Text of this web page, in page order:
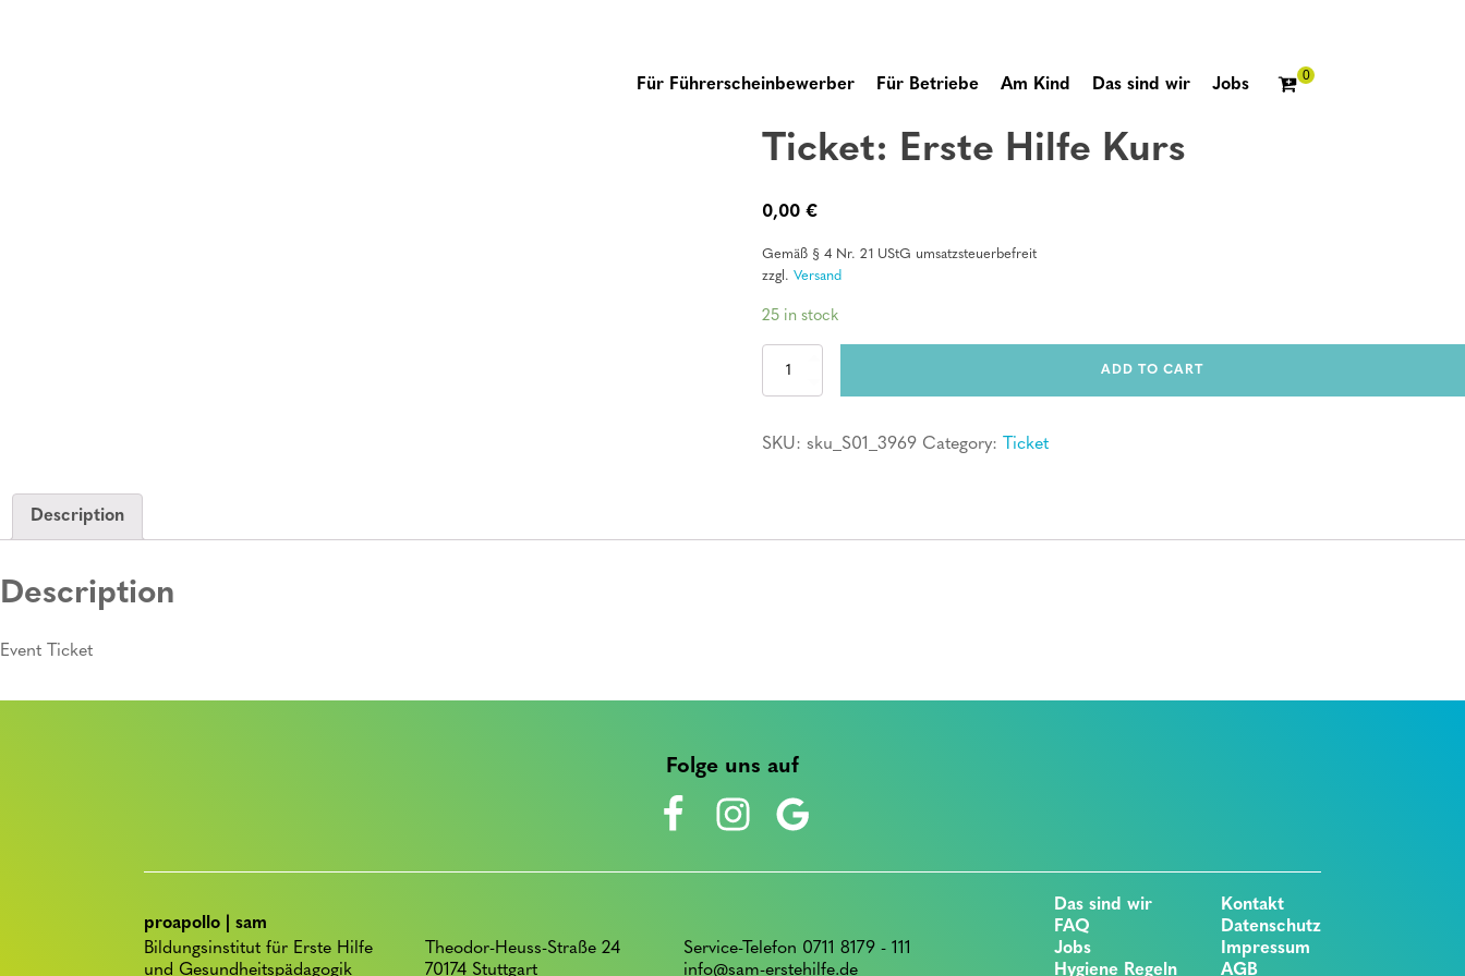
Für Führerscheinbewerber Für Betriebe Am Kind Das sind wir Jobs
Ticket: Erste Hilfe Kurs
0,00 €
Gemäß § 4 Nr. 21 UStG umsatzsteuerbefreit
zzgl. Versand
25 in stock
Ticket:
quantity
ADD TO CART
SKU: sku_S01_3969 Category: Ticket
Description
Description
Event Ticket
Folge uns auf
proapollo | sam
Bildungsinstitut für Erste Hilfe
und Gesundheitspädagogik
Theodor-Heuss-Straße 24
70174 Stuttgart
Service-Telefon 0711 8179 - 111
info@sam-erstehilfe.de
Das sind wir
FAQ
Jobs
Hygiene Regeln
Kontakt
Datenschutz
Impressum
AGB